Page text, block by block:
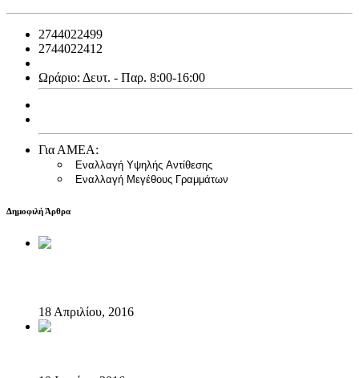
2744022499
2744022412
Ωράριο: Δευτ. - Παρ. 8:00-16:00
Για ΑΜΕΑ:
Εναλλαγή Υψηλής Αντίθεσης
Εναλλαγή Μεγέθους Γραμμάτων
Δημοφιλή Άρθρα
18 Απριλίου, 2016